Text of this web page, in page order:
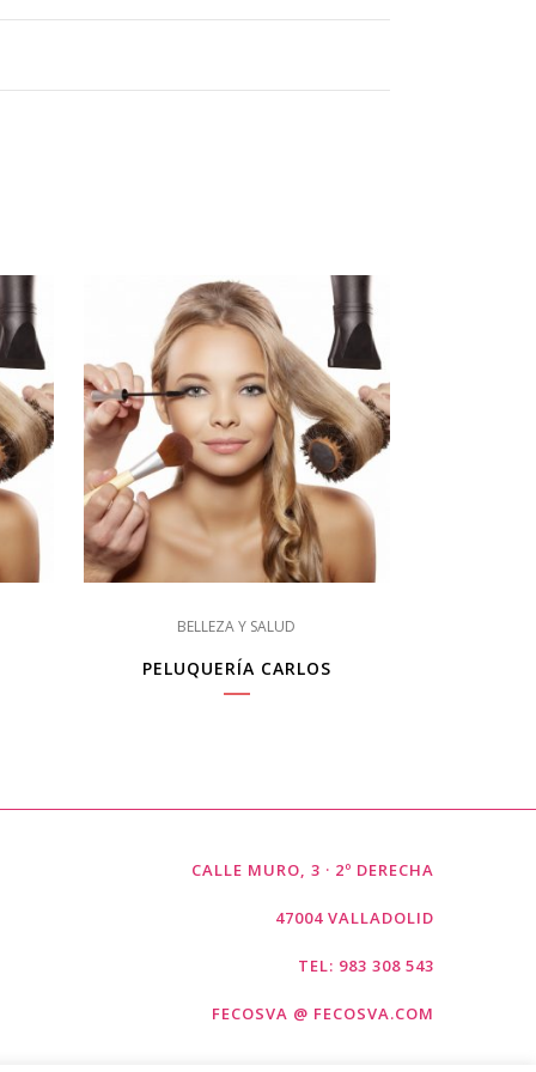
BELLEZA Y SALUD
PELUQUERÍA CARLOS
CALLE MURO, 3 · 2º DERECHA
47004 VALLADOLID
TEL: 983 308 543
FECOSVA @ FECOSVA.COM